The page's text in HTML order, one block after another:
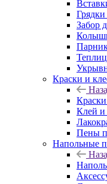
Забор
Краски и
Клей и
Пены
Напольные